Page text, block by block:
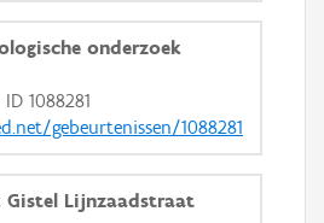
onderzoek
1088281
gebeurtenissen/1088281
Gistel Lijnzaadstraat